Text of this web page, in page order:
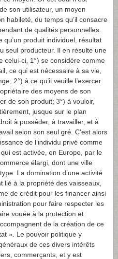
son utilisateur, un moyen
habileté, du temps qu’il consacre
de qualités personnelles.
qu’un produit individuel, résultat
seul producteur. Il en résulte une
celui-ci, 1°) se considère comme
ce qui est nécessaire à sa vie,
2°) à ce qu’il veuille l’exercer
des moyens de son
de son produit; 3°) à vouloir,
jusque sur le plan
à posséder, à travailler, et à
selon son seul gré. C’est alors
de l’individu privé comme
est activée, en Europe, par le
élargi, dont une ville
La domination d’une activité
lié à la propriété des vaisseaux,
de crédit pour les financer ainsi
pour faire respecter les
vouée à la protection et
de la création de ce
». Le pouvoir politique y
de ces divers intérêts
commerçants, et y est